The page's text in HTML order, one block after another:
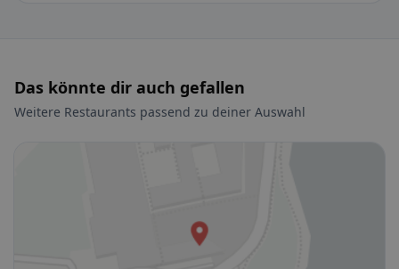
Das könnte dir auch gefallen
Weitere Restaurants passend zu deiner Auswahl